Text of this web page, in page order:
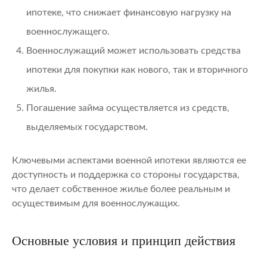
ипотеке, что снижает финансовую нагрузку на
военнослужащего.
Военнослужащий может использовать средства
ипотеки для покупки как нового, так и вторичного
жилья.
Погашение займа осуществляется из средств,
выделяемых государством.
Ключевыми аспектами военной ипотеки являются ее
доступность и поддержка со стороны государства,
что делает собственное жилье более реальным и
осуществимым для военнослужащих.
Основные условия и принцип действия